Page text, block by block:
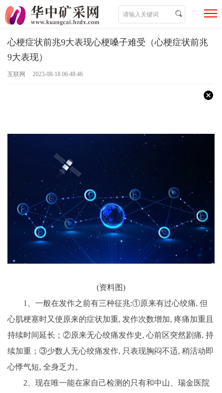
心梗症状前兆9大表现心梗嗓子难受（心梗症状前兆
9大表现）
互联网 2023-08-18 06:48:46
(资料图)
1、一般在发作之前有三种征兆:①原来有过心绞痛, 但
心肌梗塞时又使原来的症状加重, 发作次数增加, 疼痛加重且
持续时间延长；②原来无心绞痛发作史, 心前区突然剧痛, 持
续加重；③少数人无心绞痛发作, 只表现胸闷不适, 稍活动即
心悸气短, 全身乏力。
2、现在唯一能在家自己检测的只有和中山、瑞金医院